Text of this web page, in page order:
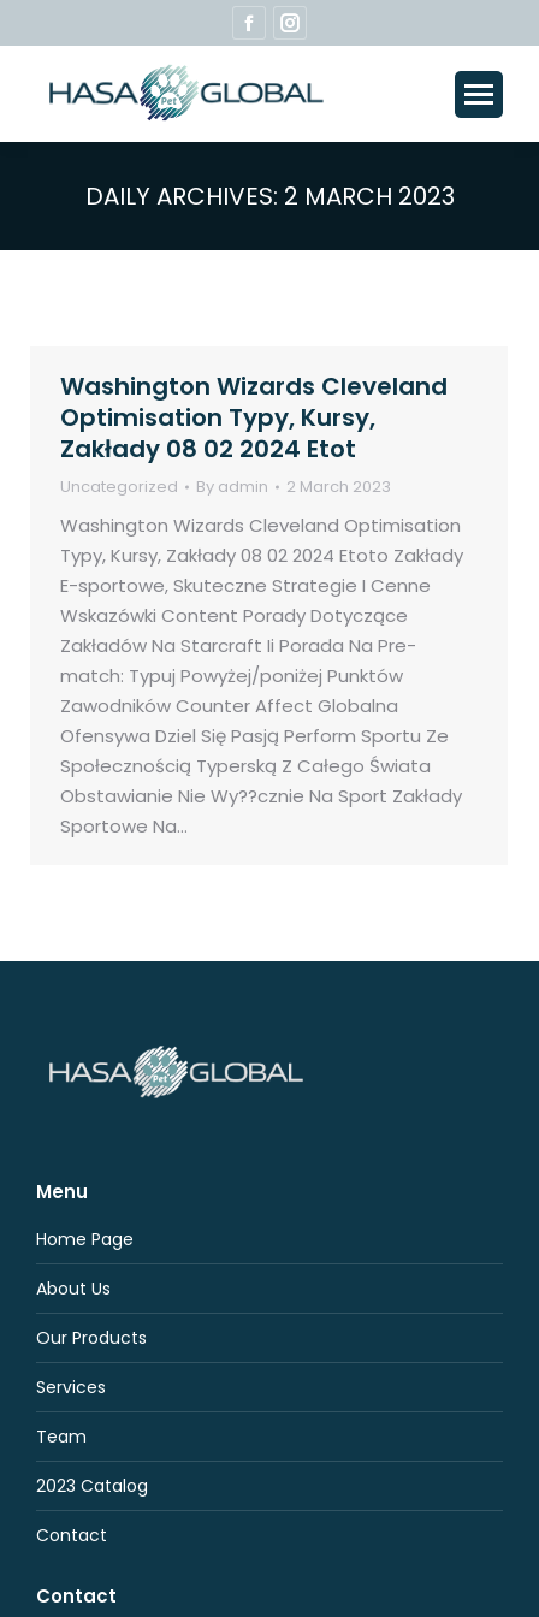
Facebook
opens
window
opens
window
DAILY ARCHIVES: 2 MARCH 2023
Washington Wizards Cleveland
Optimisation Typy, Kursy,
Zakłady 08 02 2024 Etot
Uncategorized By admin 2 March 2023
Washington Wizards Cleveland Optimisation
Typy, Kursy, Zakłady 08 02 2024 Etoto Zakłady
E-sportowe, Skuteczne Strategie I Cenne
Wskazówki Content Porady Dotyczące
Zakładów Na Starcraft Ii Porada Na Pre-
match: Typuj Powyżej/poniżej Punktów
Zawodników Counter Affect Globalna
Ofensywa Dziel Się Pasją Perform Sportu Ze
Społecznością Typerską Z Całego Świata
Obstawianie Nie Wy??cznie Na Sport Zakłady
Sportowe Na…
Menu
Home Page
About Us
Our Products
Services
Team
2023 Catalog
Contact
Contact